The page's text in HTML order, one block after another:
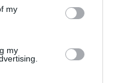
my
my